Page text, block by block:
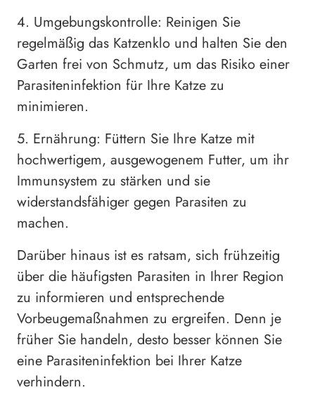
4. Umgebungskontrolle: Reinigen Sie
regelmäßig das Katzenklo und halten Sie den
Garten frei von Schmutz, um das Risiko einer
Parasiteninfektion für Ihre Katze zu
minimieren.
5. Ernährung: Füttern Sie Ihre Katze mit
hochwertigem, ausgewogenem Futter, um ihr
Immunsystem zu stärken und sie
widerstandsfähiger gegen Parasiten zu
machen.
Darüber hinaus ist es ratsam, sich frühzeitig
über die häufigsten Parasiten in Ihrer Region
zu informieren und entsprechende
Vorbeugemaßnahmen zu ergreifen. Denn je
früher Sie handeln, desto besser können Sie
eine Parasiteninfektion bei Ihrer Katze
verhindern.